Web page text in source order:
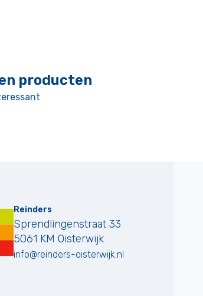
producten
Reinders
Sprendlingenstraat 33
5061 KM Oisterwijk
info@reinders-oisterwijk.nl